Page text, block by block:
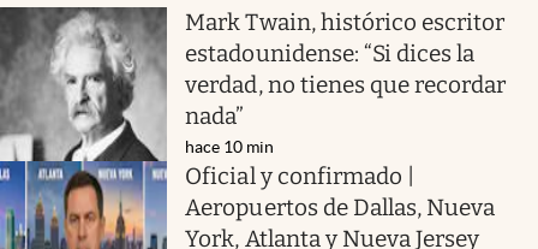
Mark Twain, histórico escritor
estadounidense: “Si dices la
verdad, no tienes que recordar
nada”
hace 10 min
Oficial y confirmado |
Aeropuertos de Dallas, Nueva
York, Atlanta y Nueva Jersey